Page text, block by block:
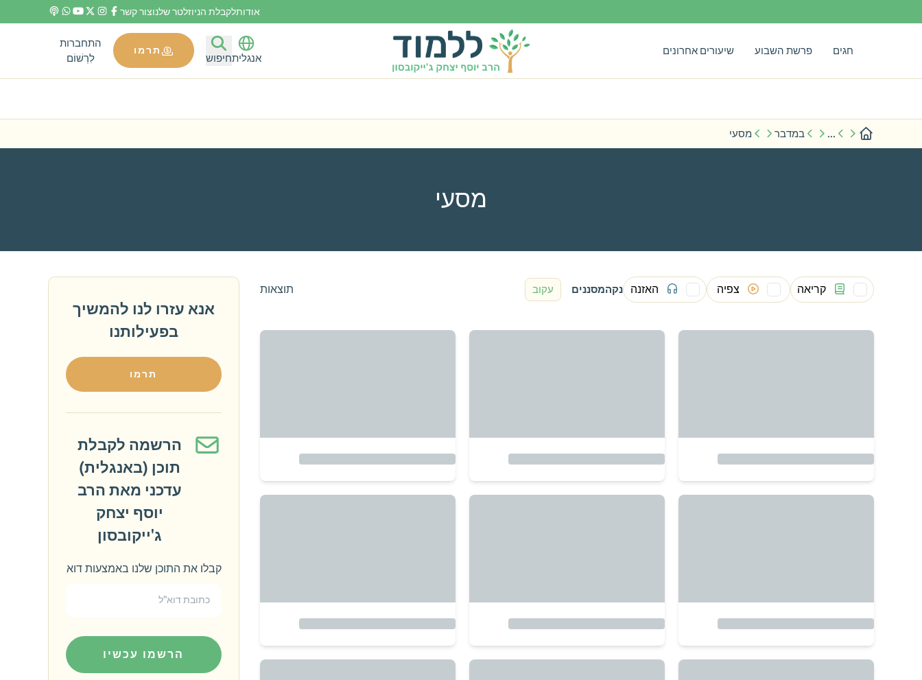
אודותלקבלת הניוזלטר שלנוצור קשר
חגים פרשת השבוע שיעורים אחרונים
אנגליתחיפוש
תרמו
התחברות
לִרְשׁוֹם
... במדבר מסעי
מסעי
קריאה צפיה האזנה נקהמסננים עקוב תוצאות
אנא עזרו לנו להמשיך
בפעילותנו
תרמו
הרשמה לקבלת
תוכן (באנגלית)
עדכני מאת הרב
יוסף יצחק
ג'ייקובסון
קבלו את התוכן שלנו באמצעות דוא
הרשמו עכשיו